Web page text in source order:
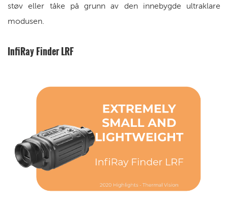
støv eller tåke på grunn av den innebygde ultraklare
modusen.
InfiRay Finder LRF